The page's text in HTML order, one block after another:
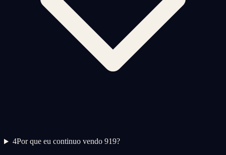
4Por que eu continuo vendo 919?